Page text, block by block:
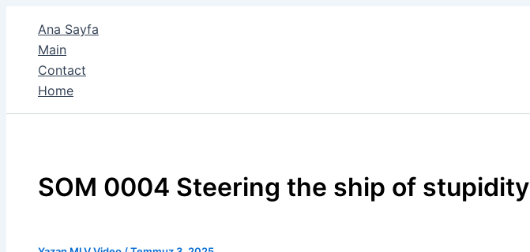
Ana Sayfa
Main
Contact
Home
SOM 0004 Steering the ship of stupidity